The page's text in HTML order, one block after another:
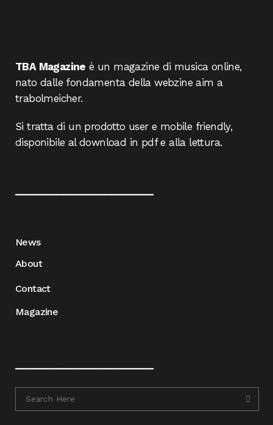
TBA Magazine è un magazine di musica online,
nato dalle fondamenta della webzine aim a
trabolmeicher.
Si tratta di un prodotto user e mobile friendly,
disponibile al download in pdf e alla lettura.
News
About
Contact
Magazine